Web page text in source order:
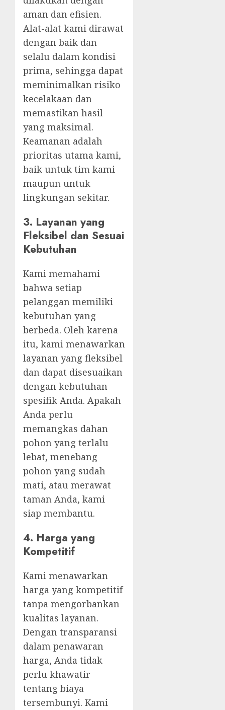
aman dan efisien.
Alat-alat kami dirawat
dengan baik dan
selalu dalam kondisi
prima, sehingga dapat
meminimalkan risiko
kecelakaan dan
memastikan hasil
yang maksimal.
Keamanan adalah
prioritas utama kami,
baik untuk tim kami
maupun untuk
lingkungan sekitar.
3. Layanan yang
Fleksibel dan Sesuai
Kebutuhan
Kami memahami
bahwa setiap
pelanggan memiliki
kebutuhan yang
berbeda. Oleh karena
itu, kami menawarkan
layanan yang fleksibel
dan dapat disesuaikan
dengan kebutuhan
spesifik Anda. Apakah
Anda perlu
memangkas dahan
pohon yang terlalu
lebat, menebang
pohon yang sudah
mati, atau merawat
taman Anda, kami
siap membantu.
4. Harga yang
Kompetitif
Kami menawarkan
harga yang kompetitif
tanpa mengorbankan
kualitas layanan.
Dengan transparansi
dalam penawaran
harga, Anda tidak
perlu khawatir
tentang biaya
tersembunyi. Kami